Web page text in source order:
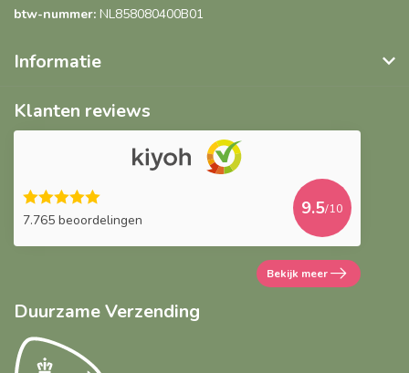
btw-nummer: NL858080400B01
Informatie
Klanten reviews
7.765 beoordelingen
9.5/10
Bekijk meer
Duurzame Verzending